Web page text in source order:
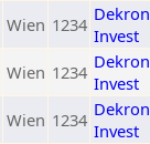
Wien 1234 Dekron
Invest
Wien 1234 Dekron
Invest
Wien 1234 Dekron
Invest